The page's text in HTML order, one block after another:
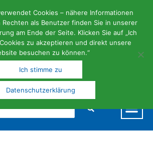
KUNST- UND KULTURGEMEINDE
Cookies – nähere Informationen
Rechten als Benutzer finden Sie in unserer
am Ende der Seite. Klicken Sie auf „Ich
zu akzeptieren und direkt unsere
besuchen zu können.“
Ich stimme zu
Datenschutzerklärung